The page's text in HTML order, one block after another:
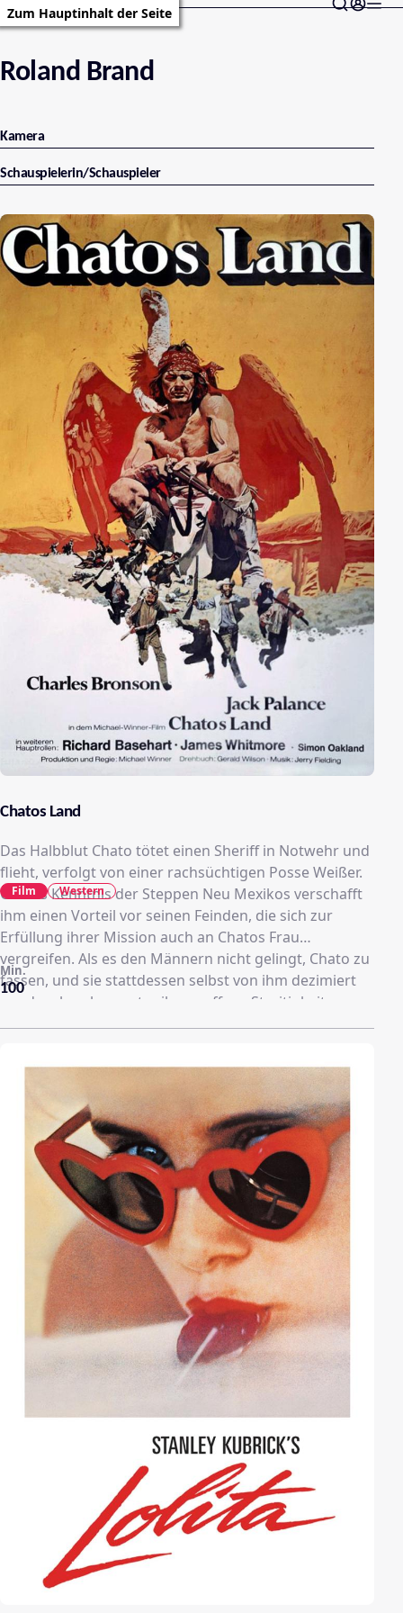
Zum Hauptinhalt der Seite
Roland Brand
Kamera
Schauspielerin/Schauspieler
Chatos Land
Das Halbblut Chato tötet einen Sheriff in Notwehr und
flieht, verfolgt von einer rachsüchtigen Posse Weißer.
Chatos Kenntnis der Steppen Neu Mexikos verschafft
ihm einen Vorteil vor seinen Feinden, die sich zur
Erfüllung ihrer Mission auch an Chatos Frau
vergreifen. Als es den Männern nicht gelingt, Chato zu
fassen, und sie stattdessen selbst von ihm dezimiert
werden, brechen unter ihnen offene Streitigkeiten
aus...
100
Min.
Film Western